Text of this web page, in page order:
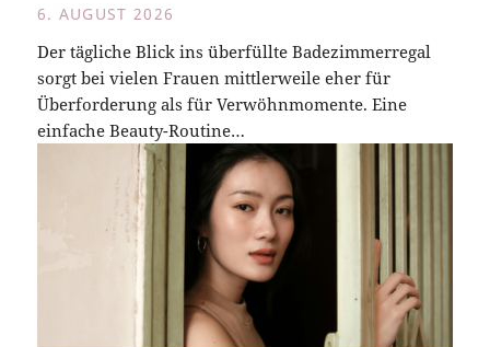
6. AUGUST 2026
Der tägliche Blick ins überfüllte Badezimmerregal
sorgt bei vielen Frauen mittlerweile eher für
Überforderung als für Verwöhnmomente. Eine
einfache Beauty-Routine…